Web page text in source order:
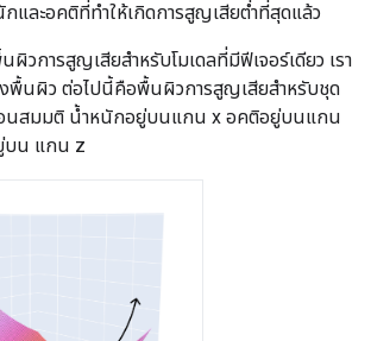
กและอคติที่ทำให้เกิดการสูญเสียต่ำที่สุดแล้ว
ผิวการสูญเสียสำหรับโมเดลที่มีฟีเจอร์เดียว เรา
พื้นผิว ต่อไปนี้คือพื้นผิวการสูญเสียสำหรับชุด
นสมมติ น้ำหนักอยู่บนแกน x อคติอยู่บนแกน
บน แกน z